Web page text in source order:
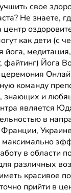
свое
Не знаете,
как дети (с
Йога
команду
и
является
в
в области
различных
красивое
прийти в